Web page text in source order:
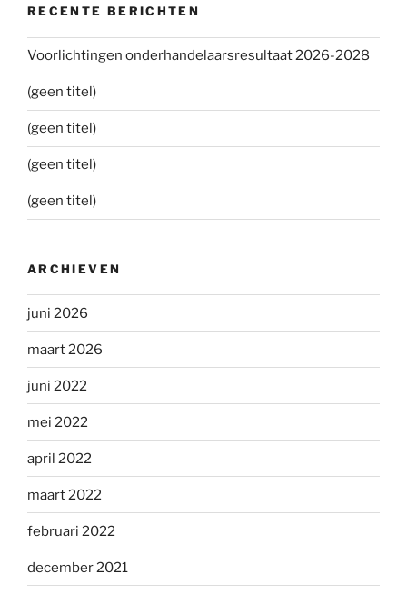
RECENTE BERICHTEN
Voorlichtingen onderhandelaarsresultaat 2026-2028
(geen titel)
(geen titel)
(geen titel)
(geen titel)
ARCHIEVEN
juni 2026
maart 2026
juni 2022
mei 2022
april 2022
maart 2022
februari 2022
december 2021